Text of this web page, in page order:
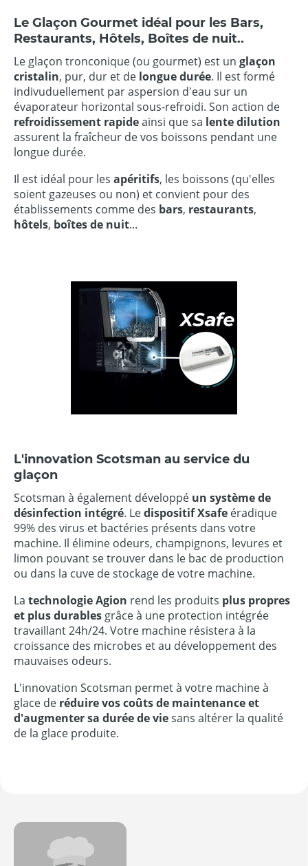
Le Glaçon Gourmet idéal pour les Bars,
Restaurants, Hôtels, Boîtes de nuit..
Le glaçon tronconique (ou gourmet) est un glaçon
cristalin, pur, dur et de longue durée. Il est formé
indivuduellement par aspersion d'eau sur un
évaporateur horizontal sous-refroidi. Son action de
refroidissement rapideainsi que sa lente dilution
assurent la fraîcheur de vos boissons pendant une
longue durée.
Il est idéal pour les apéritifs, les boissons (qu'elles
soient gazeuses ou non) et convient pour des
établissements comme des bars, restaurants,
hôtels, boîtes de nuit...
L'innovation Scotsman au service du
glaçon
Scotsman à également développé un système de
désinfection intégré. Ledispositif Xsafe éradique
99% des virus et bactéries présents dans votre
machine. Il élimine odeurs, champignons, levures et
limon pouvant se trouver dans le bac de production
ou dans la cuve de stockage de votre machine.
La technologieAgion rend les produits plus propres
et plus durables grâce à une protection intégrée
travaillant 24h/24. Votre machine résistera à la
croissance des microbes et au développement des
mauvaises odeurs.
L'innovation Scotsman permet à votre machine à
glace de réduire vos coûts de maintenance et
d'augmenter sa durée de viesans altérer la qualité
de la glace produite.